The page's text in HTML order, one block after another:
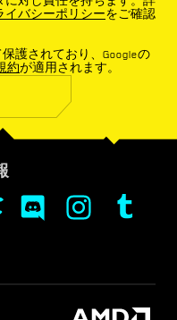
イバシーポリシーをご確認
保護されており、Googleの
約が適用されます。